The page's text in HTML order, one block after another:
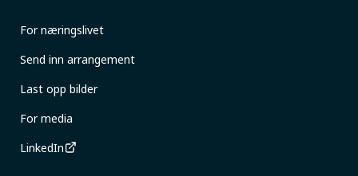
For næringslivet
Send inn arrangement
Last opp bilder
For media
LinkedIn